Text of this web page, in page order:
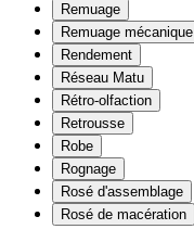
Remuage
Remuage mécanique
Rendement
Réseau Matu
Rétro-olfaction
Retrousse
Robe
Rognage
Rosé d'assemblage
Rosé de macération